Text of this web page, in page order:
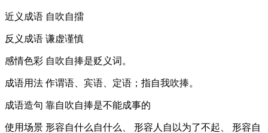
近义成语 自吹自擂
反义成语 谦虚谨慎
感情色彩 自吹自捧是贬义词。
成语用法 作谓语、宾语、定语；指自我吹捧。
成语造句 靠自吹自捧是不能成事的
使用场景 形容自什么自什么、 形容人自以为了不起、 形容自